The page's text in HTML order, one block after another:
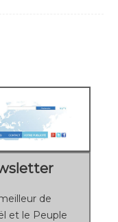
de
et le Peuple